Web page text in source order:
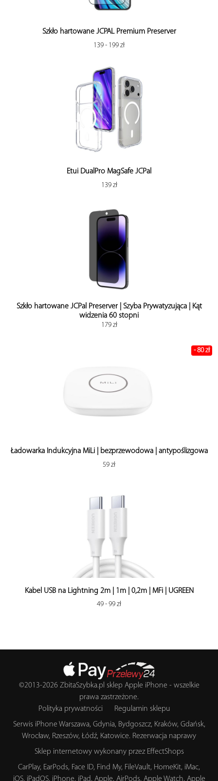
Szkło hartowane JCPAL Premium Preserver
139 - 199 zł
Etui DualPro MagSafe JCPal
139 zł
Szkło hartowane JCPal Preserver | Szyba Prywatyzująca | Kąt
widzenia 60 stopni
179 zł
- 80 zł
Ładowarka Indukcyjna MiLi | bezprzewodowa | antypoślizgowa
59 zł
Kabel USB na Lightning 2m | 1m | 0,2m | MFi | UGREEN
49 - 99 zł
©2013-2026 ZbitaSzybka.pl sklep Apple iPhone - wszelkie
prawa zastrzeżone.
Polityka prywatności
Regulamin sklepu
Serwis iPhone Warszawa, Gdynia, Bydgoszcz, Kraków, Gdańsk,
Wrocław, Rzeszów, Łódź, Katowice. Rezerwacja naprawy
Sklep internetowy wykonany przez EffectShops
CarPlay, EarPods, Face ID, Find My, FileVault, HomeKit, iMac,
iOS, iPadOS, iPhone, iPad, Apple, AirPods, Apple Watch, Apple